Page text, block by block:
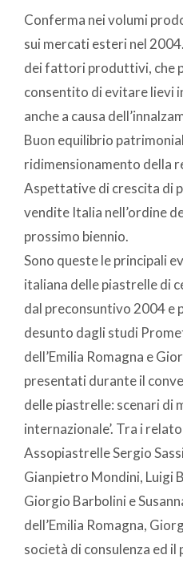
Conferma nei volumi
sui mercati esteri nel
dei fattori produttivi, che
consentito di evitare lievi
anche a causa
Buon equilibrio
ridimensionamento della
Aspettative di crescita di
vendite Italia nell’ordine
prossimo biennio.
Sono queste le principali
italiana delle piastrelle di
dal preconsuntivo 2004 e
desunto dagli studi
dell’Emilia Romagna e
presentati durante il
delle piastrelle: scenari di
internazionale’. Tra i
Assopiastrelle Sergio
Gianpietro Mondini, Luigi
Giorgio Barbolini e
dell’Emilia Romagna,
società di consulenza ed